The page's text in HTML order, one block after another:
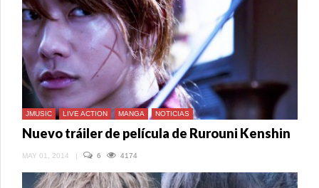
JMUSIC LIVE ACTION MANGA NOTICIAS
Nuevo tráiler de película de Rurouni Kenshin
MAY 01, 2014 | 6 4174